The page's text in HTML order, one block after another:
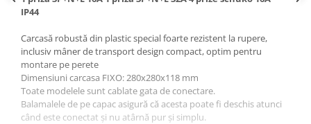
Tuburi rigide din plastic PVC
bergman
Prize si fise electrice
Accesorii electrice
Produse noi
IP44
Carcasă robustă din plastic special foarte rezistent la rupere,
inclusiv mâner de transport design compact, optim pentru
montare pe perete
Dimensiuni carcasa FIXO: 280x280x118 mm
Toate modelele sunt cablate gata de conectare.
Balamalele de pe capac asigură că acesta poate fi deschis atunci
când este conectat și nu atârnă pur și simplu.